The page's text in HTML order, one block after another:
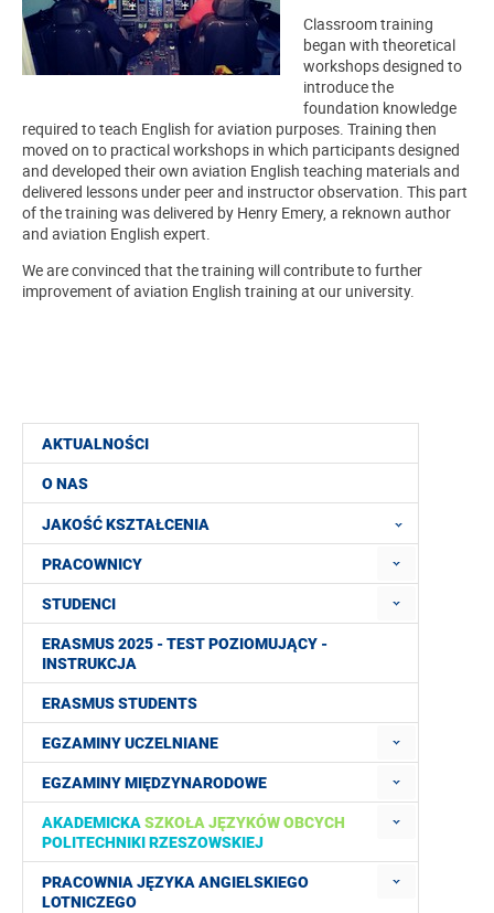
AKTUALNOŚCI
O NAS
JAKOŚĆ KSZTAŁCENIA
PRACOWNICY
STUDENCI
ERASMUS 2025 - TEST POZIOMUJĄCY -
INSTRUKCJA
ERASMUS STUDENTS
EGZAMINY UCZELNIANE
EGZAMINY MIĘDZYNARODOWE
AKADEMICKA SZKOŁA JĘZYKÓW OBCYCH
POLITECHNIKI RZESZOWSKIEJ
PRACOWNIA JĘZYKA ANGIELSKIEGO
LOTNICZEGO
Classroom training
began with theoretical
workshops designed to
introduce the
foundation knowledge
required to teach English for aviation purposes. Training then
moved on to practical workshops in which participants designed
and developed their own aviation English teaching materials and
delivered lessons under peer and instructor observation. This part
of the training was delivered by Henry Emery, a reknown author
and aviation English expert.
We are convinced that the training will contribute to further
improvement of aviation English training at our university.